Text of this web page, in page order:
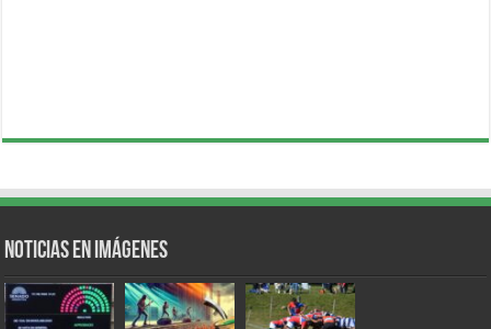
Noticias en Imágenes